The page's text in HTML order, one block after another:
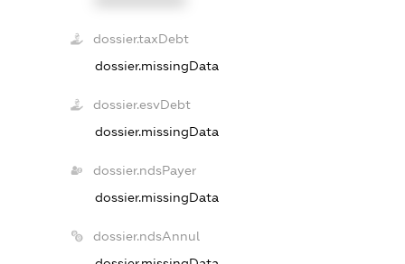
dossier.taxDebt
dossier.missingData
dossier.esvDebt
dossier.missingData
dossier.ndsPayer
dossier.missingData
dossier.ndsAnnul